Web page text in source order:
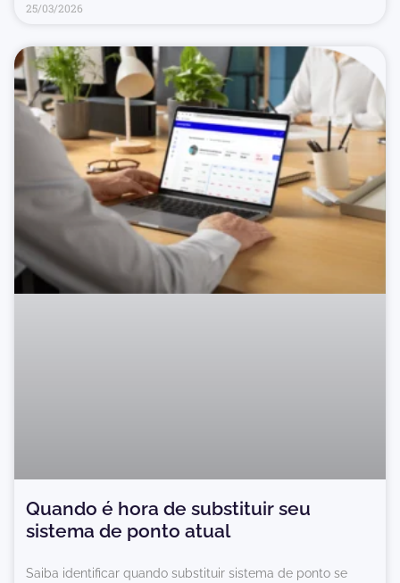
25/03/2026
Quando é hora de substituir seu
sistema de ponto atual
Saiba identificar quando substituir sistema de ponto se